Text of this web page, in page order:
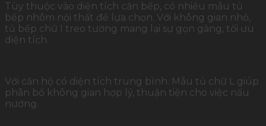
Tùy thuộc vào diện tích căn bếp, có nhiều mẫu tủ
bếp nhôm nội thất để lựa chọn. Với không gian nhỏ,
tủ bếp chữ I treo tường mang lại sự gọn gàng, tối ưu
diện tích.
Với căn hộ có diện tích trung bình. Mẫu tủ chữ L giúp
phân bổ không gian hợp lý, thuận tiện cho việc nấu
nướng.